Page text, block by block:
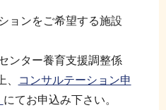
ョンをご希望する施設
ンター養育支援調整係
コンサルテーション申
にてお申込み下さい。